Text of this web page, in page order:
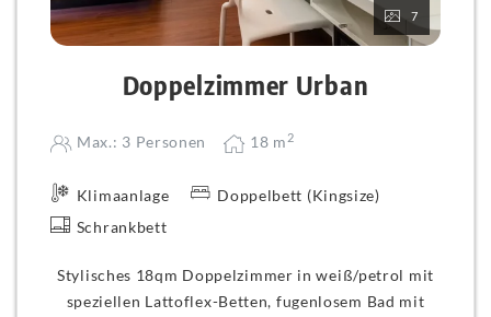
7
Doppelzimmer Urban
Max.: 3 Personen 18 m2
Klimaanlage
Doppelbett (Kingsize)
Schrankbett
Stylisches 18qm Doppelzimmer in weiß/petrol mit
speziellen Lattoflex-Betten, fugenlosem Bad mit